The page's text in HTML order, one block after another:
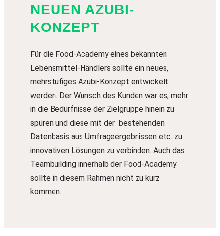
NEUEN AZUBI-
KONZEPT
Für die Food-Academy eines bekannten
Lebensmittel-Händlers sollte ein neues,
mehrstufiges Azubi-Konzept entwickelt
werden. Der Wunsch des Kunden war es, mehr
in die Bedürfnisse der Zielgruppe hinein zu
spüren und diese mit der bestehenden
Datenbasis aus Umfrageergebnissen etc. zu
innovativen Lösungen zu verbinden. Auch das
Teambuilding innerhalb der Food-Academy
sollte in diesem Rahmen nicht zu kurz
kommen.